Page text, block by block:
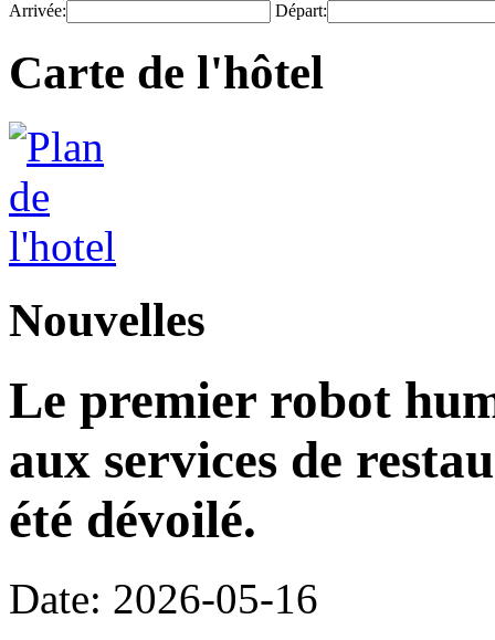
Arrivée: Départ:
Carte de l'hôtel
Nouvelles
Le premier robot
aux services de
été dévoilé.
Date: 2026-05-16